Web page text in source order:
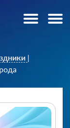
|